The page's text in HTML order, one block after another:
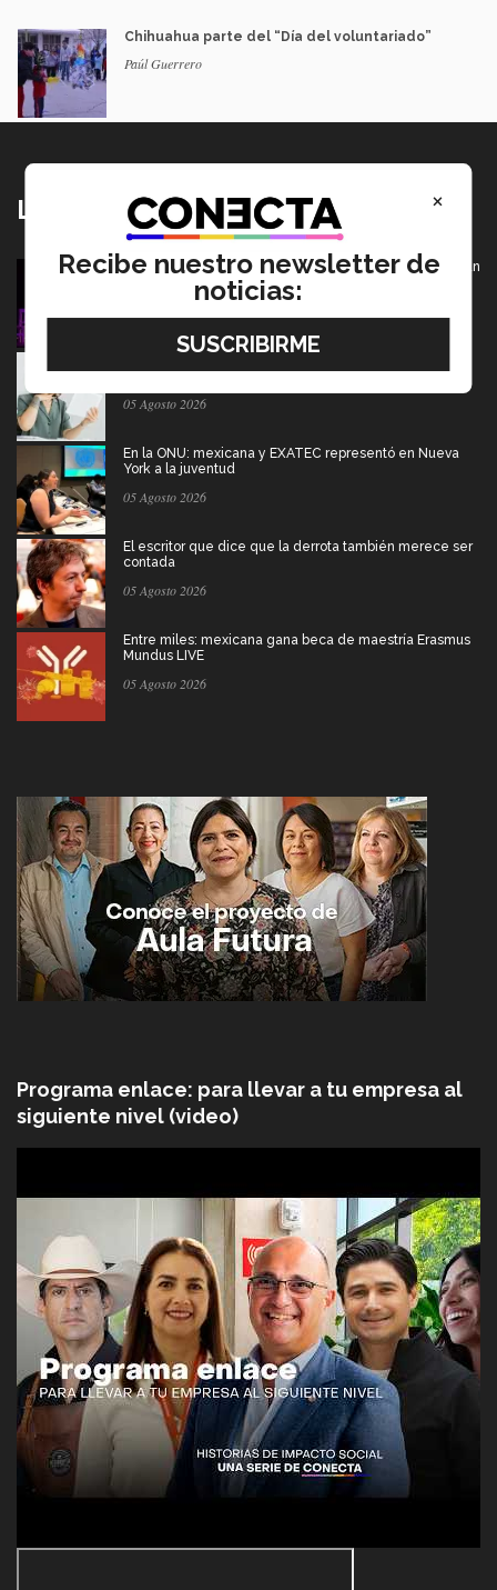
Chihuahua parte del “Día del voluntariado”
Paúl Guerrero
Lo más nuevo
De PrepaTec Qro al mundo: el escenario donde nació un
hispanohablantes con afasia
05 Agosto 2026
En la ONU: mexicana y EXATEC representó en Nueva
York a la juventud
05 Agosto 2026
El escritor que dice que la derrota también merece ser
contada
05 Agosto 2026
Entre miles: mexicana gana beca de maestría Erasmus
Mundus LIVE
05 Agosto 2026
Programa enlace: para llevar a tu empresa al
siguiente nivel (video)
×
Recibe nuestro newsletter de
noticias: